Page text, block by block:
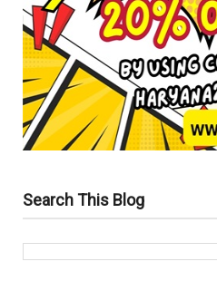
Search This Blog